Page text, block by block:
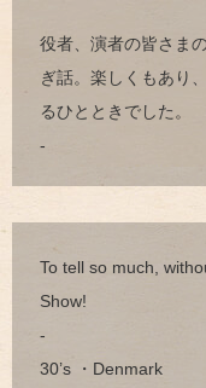
役者、演者の皆さま
ぎ話。楽しくもあり
るひとときでした。
-
To tell so much,
Show!
-
30’s ・Denmark